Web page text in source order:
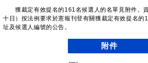
獲裁定有效提名的161名候選人的名單見附件。資
十日）按法例要求於憲報刊登有關獲裁定有效提名的
址及候選人編號的公告。
附件